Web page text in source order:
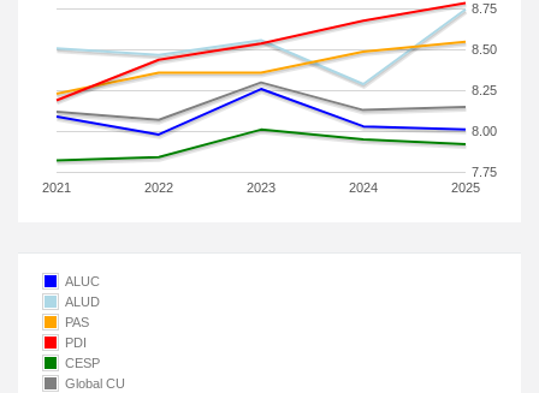
2021 2022 2023 2024 2025
7.75
8.00
8.25
8.50
8.75
ALUC
ALUD
PAS
PDI
CESP
Global CU